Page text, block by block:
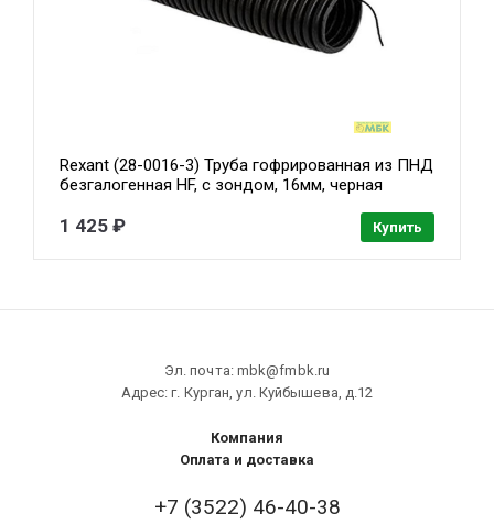
Rexant (28-0016-3) Труба гофрированная из ПНД
безгалогенная HF, с зондом, 16мм, черная
1 425 ₽ Купить
Эл. почта: mbk@fmbk.ru
Адрес: г. Курган, ул. Куйбышева, д.12
Компания
Оплата и доставка
+7 (3522) 46-40-38